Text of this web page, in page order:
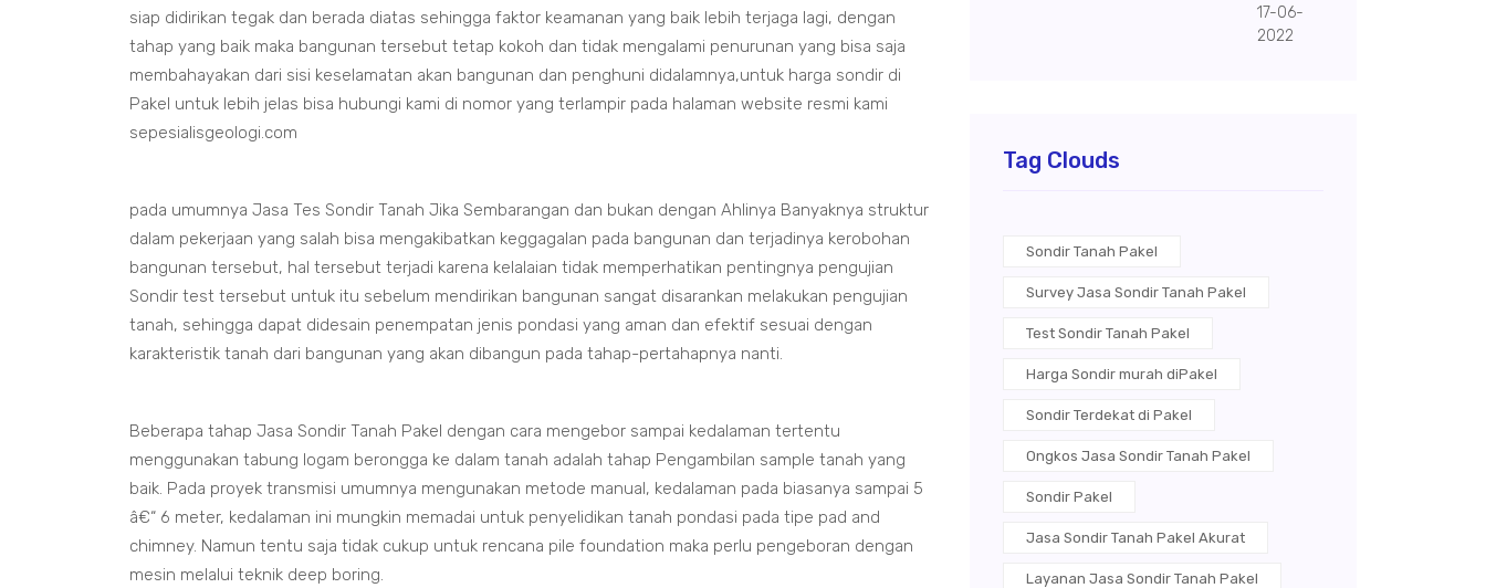
siap didirikan tegak dan berada diatas sehingga faktor keamanan yang baik lebih terjaga lagi, dengan
tahap yang baik maka bangunan tersebut tetap kokoh dan tidak mengalami penurunan yang bisa saja
membahayakan dari sisi keselamatan akan bangunan dan penghuni didalamnya,untuk harga sondir di
Pakel untuk lebih jelas bisa hubungi kami di nomor yang terlampir pada halaman website resmi kami
sepesialisgeologi.com
pada umumnya Jasa Tes Sondir Tanah Jika Sembarangan dan bukan dengan Ahlinya Banyaknya struktur
dalam pekerjaan yang salah bisa mengakibatkan keggagalan pada bangunan dan terjadinya kerobohan
bangunan tersebut, hal tersebut terjadi karena kelalaian tidak memperhatikan pentingnya pengujian
Sondir test tersebut untuk itu sebelum mendirikan bangunan sangat disarankan melakukan pengujian
tanah, sehingga dapat didesain penempatan jenis pondasi yang aman dan efektif sesuai dengan
karakteristik tanah dari bangunan yang akan dibangun pada tahap-pertahapnya nanti.
Beberapa tahap Jasa Sondir Tanah Pakel dengan cara mengebor sampai kedalaman tertentu
menggunakan tabung logam berongga ke dalam tanah adalah tahap Pengambilan sample tanah yang
baik. Pada proyek transmisi umumnya mengunakan metode manual, kedalaman pada biasanya sampai 5
â€“ 6 meter, kedalaman ini mungkin memadai untuk penyelidikan tanah pondasi pada tipe pad and
chimney. Namun tentu saja tidak cukup untuk rencana pile foundation maka perlu pengeboran dengan
mesin melalui teknik deep boring.
17-06-
2022
Tag Clouds
Sondir Tanah Pakel
Survey Jasa Sondir Tanah Pakel
Test Sondir Tanah Pakel
Harga Sondir murah diPakel
Sondir Terdekat di Pakel
Ongkos Jasa Sondir Tanah Pakel
Sondir Pakel
Jasa Sondir Tanah Pakel Akurat
Layanan Jasa Sondir Tanah Pakel